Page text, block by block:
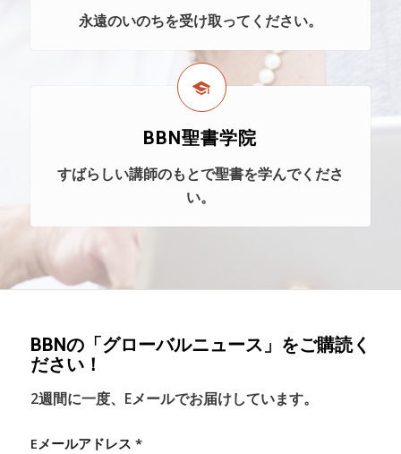
永遠のいのちを受け取ってください。
BBN聖書学院
すばらしい講師のもとで聖書を学んでくださ
い。
BBNの「グローバルニュース」をご購読く
ださい！
2週間に一度、Eメールでお届けしています。
Eメールアドレス *